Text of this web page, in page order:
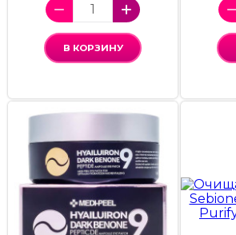
В КОРЗИНУ